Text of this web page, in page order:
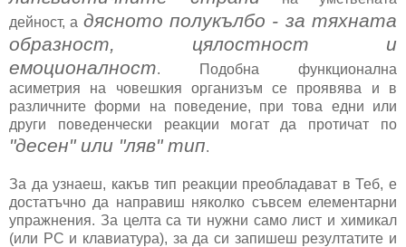
дейност, а дясното полукълбо - за тяхната
образност, цялостност и
емоционалност. Подобна функционална
асиметрия на човешкия организъм се проявява и в
различните форми на поведение, при това едни или
други поведенчески реакции могат да протичат по
"десен" или "ляв" тип.
За да узнаеш, какъв тип реакции преобладават в Теб, е
достатъчно да направиш няколко съвсем елементарни
упражнения. За целта са ти нужни само лист и химикал
(или РС и клавиатура), за да си запишеш резултатите и